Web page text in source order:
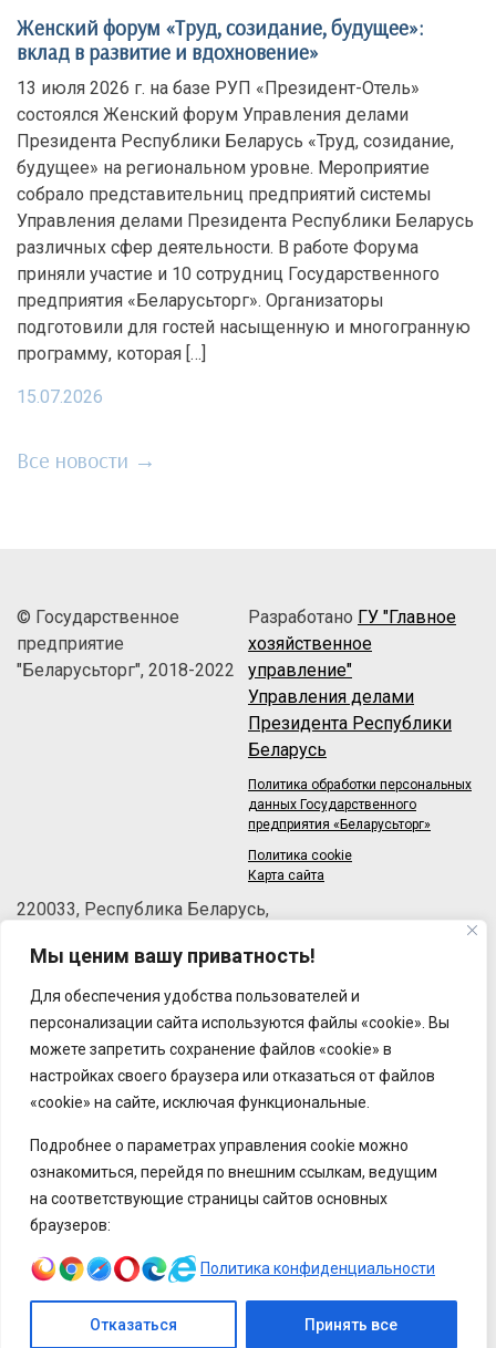
Мы ценим вашу приватность!
Для обеспечения удобства пользователей и
персонализации сайта используются файлы «cookie». Вы
можете запретить сохранение файлов «cookie» в
настройках своего браузера или отказаться от файлов
«cookie» на сайте, исключая функциональные.
Подробнее о параметрах управления cookie можно
ознакомиться, перейдя по внешним ссылкам, ведущим
на соответствующие страницы сайтов основных
браузеров:
Политика конфиденциальности
Отказаться Принять все
Женский форум «Труд, созидание, будущее»:
вклад в развитие и вдохновение»
13 июля 2026 г. на базе РУП «Президент-Отель»
состоялся Женский форум Управления делами
Президента Республики Беларусь «Труд, созидание,
будущее» на региональном уровне. Мероприятие
собрало представительниц предприятий системы
Управления делами Президента Республики Беларусь
различных сфер деятельности. В работе Форума
приняли участие и 10 сотрудниц Государственного
предприятия «Беларусьторг». Организаторы
подготовили для гостей насыщенную и многогранную
программу, которая […]
15.07.2026
Все новости →
© Государственное
предприятие
"Беларусьторг", 2018-2022
Разработано ГУ "Главное
хозяйственное
управление"
Управления делами
Президента Республики
Беларусь
Политика обработки персональных
данных Государственного
предприятия «Беларусьторг»
Политика cookie
Карта сайта
220033, Республика Беларусь,
Телефон: +375 (17) 215-63-33
Факс: +375 (17) 270-30-50
Email:brt@brt.by